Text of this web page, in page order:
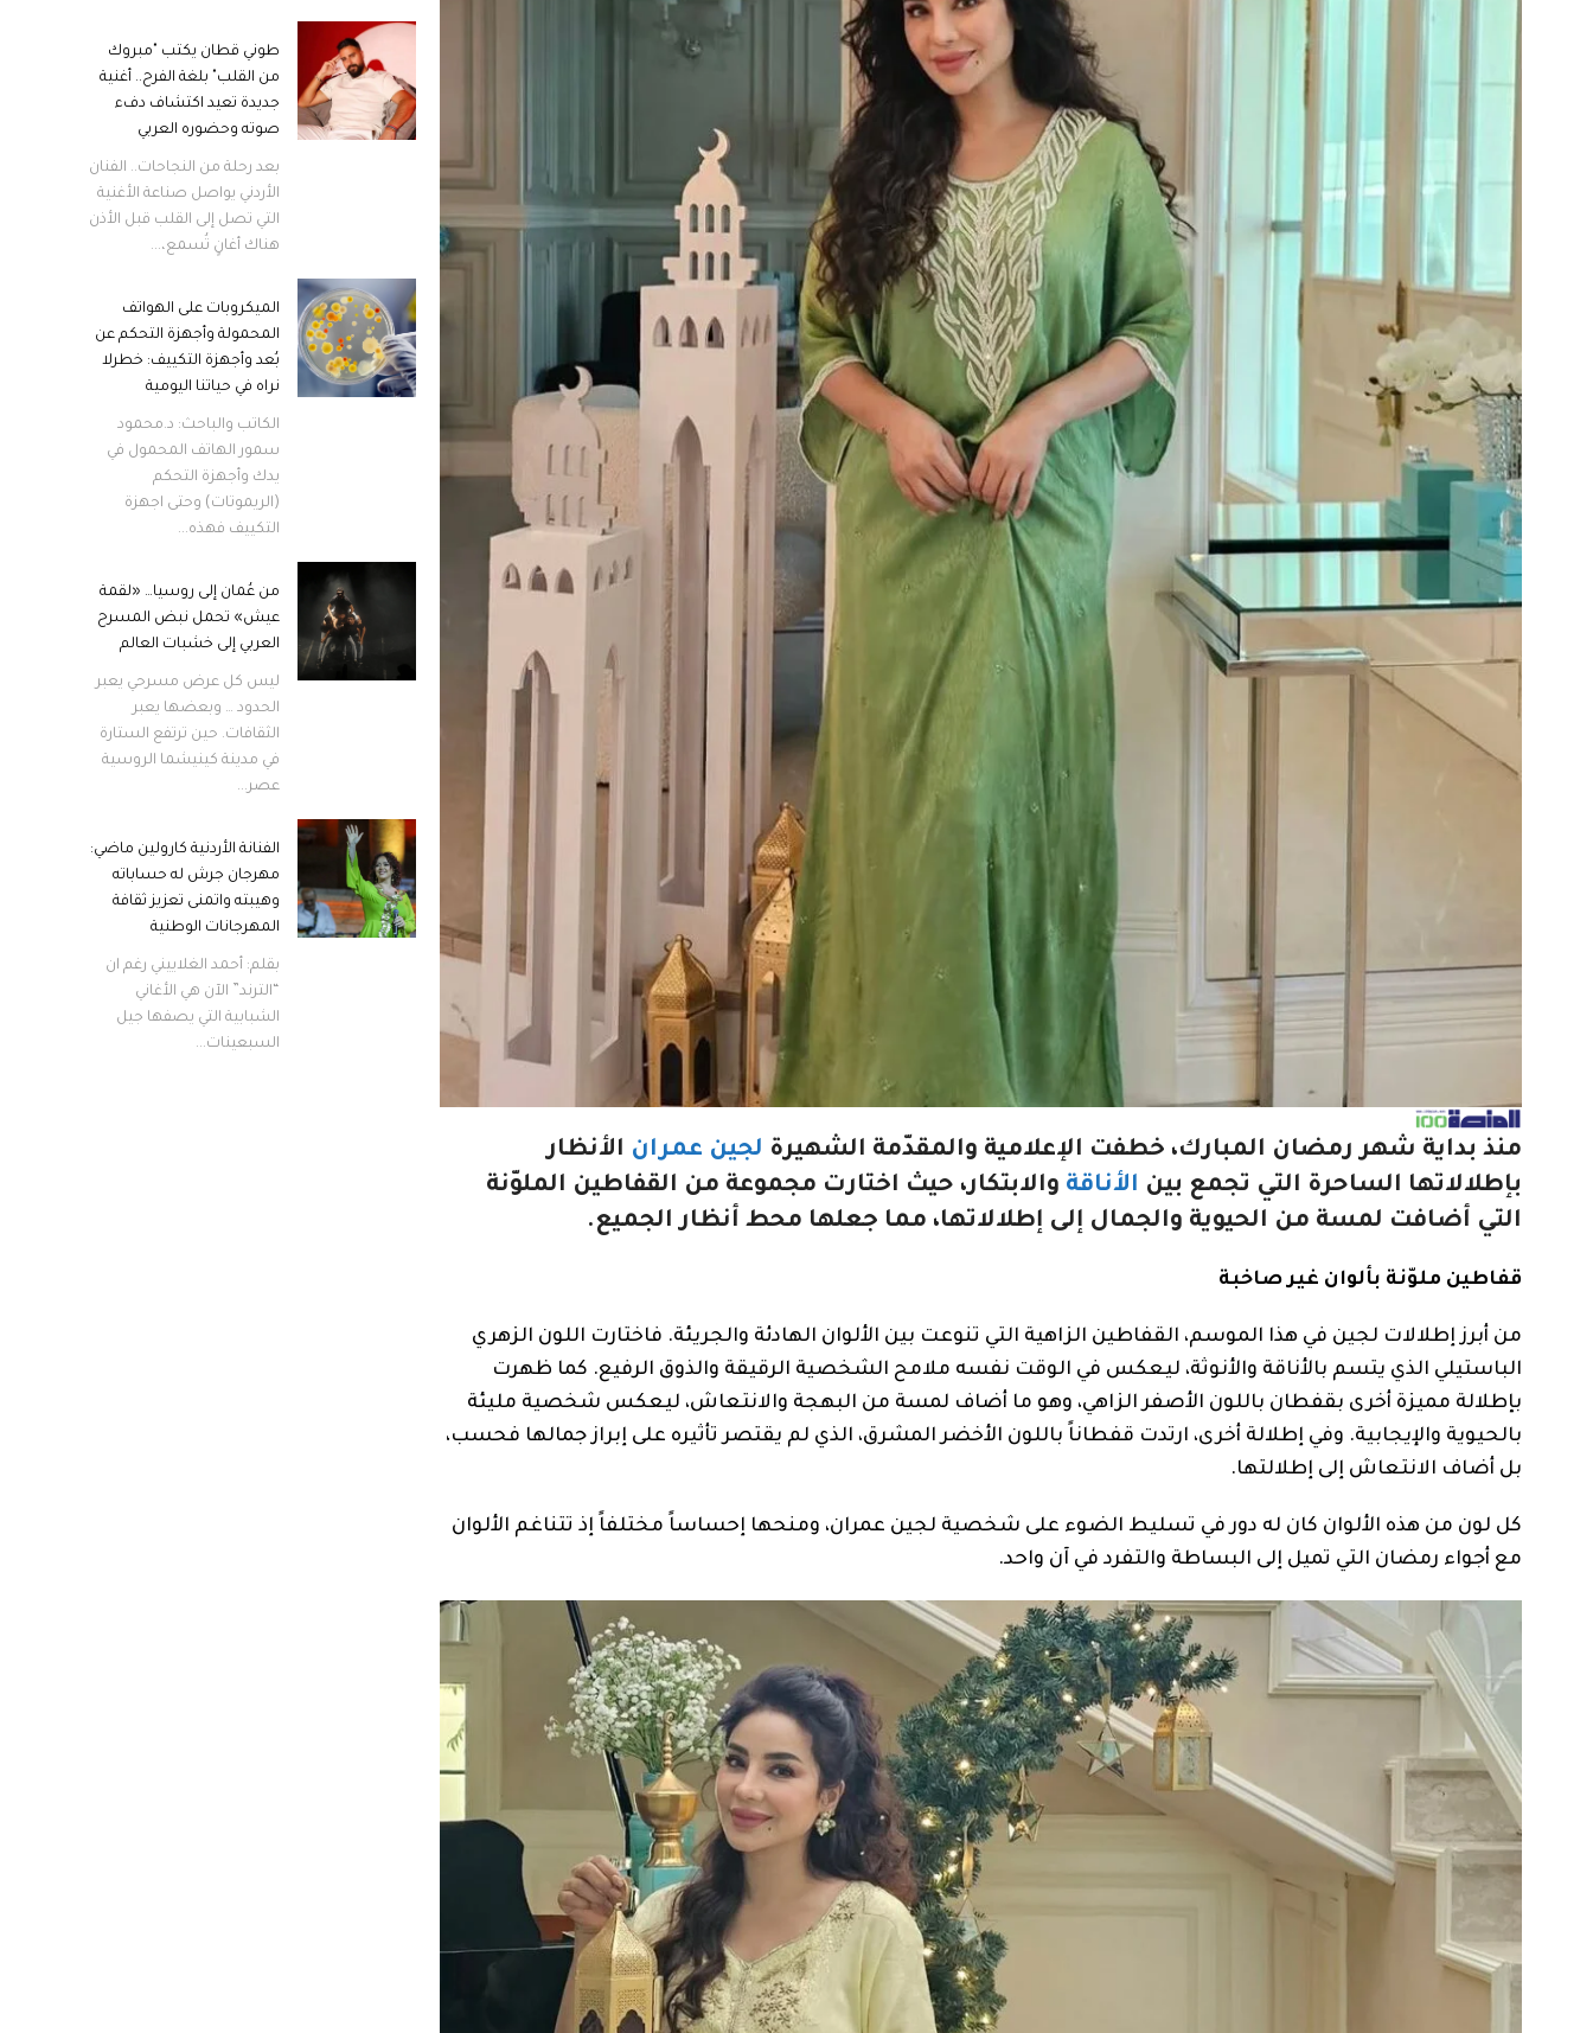
منذ بداية شهر رمضان المبارك، خطفت الإعلامية والمقدّمة الشهيرة لجين عمران الأنظار
بإطلالاتها الساحرة التي تجمع بين الأناقة والابتكار، حيث اختارت مجموعة من القفاطين الملوّنة
التي أضافت لمسة من الحيوية والجمال إلى إطلالاتها، مما جعلها محط أنظار الجميع.
قفاطين ملوّنة بألوان غير صاخبة
من أبرز إطلالات لجين في هذا الموسم، القفاطين الزاهية التي تنوعت بين الألوان الهادئة والجريئة. فاختارت اللون الزهري
الباستيلي الذي يتسم بالأناقة والأنوثة، ليعكس في الوقت نفسه ملامح الشخصية الرقيقة والذوق الرفيع. كما ظهرت
بإطلالة مميزة أخرى بقفطان باللون الأصفر الزاهي، وهو ما أضاف لمسة من البهجة والانتعاش، ليعكس شخصية مليئة
بالحيوية والإيجابية. وفي إطلالة أخرى، ارتدت قفطاناً باللون الأخضر المشرق، الذي لم يقتصر تأثيره على إبراز جمالها فحسب،
بل أضاف الانتعاش إلى إطلالتها.
كل لون من هذه الألوان كان له دور في تسليط الضوء على شخصية لجين عمران، ومنحها إحساساً مختلفاً إذ تتناغم الألوان
مع أجواء رمضان التي تميل إلى البساطة والتفرد في آن واحد.
طوني قطان يكتب "مبروك
من القلب" بلغة الفرح.. أغنية
جديدة تعيد اكتشاف دفء
صوته وحضوره العربي
بعد رحلة من النجاحات.. الفنان
الأردني يواصل صناعة الأغنية
التي تصل إلى القلب قبل الأذن
هناك أغانٍ تُسمع،...
الميكروبات على الهواتف
المحمولة وأجهزة التحكم عن
بُعد وأجهزة التكييف: خطرلا
نراه في حياتنا اليومية
الكاتب والباحث: د.محمود
سمور الهاتف المحمول في
يدك وأجهزة التحكم
(الريموتات) وحتى اجهزة
التكييف فهذه...
من عُمان إلى روسيا… «لقمة
عيش» تحمل نبض المسرح
العربي إلى خشبات العالم
ليس كل عرض مسرحي يعبر
الحدود … وبعضها يعبر
الثقافات. حين ترتفع الستارة
في مدينة كينيشما الروسية
عصر...
الفنانة الأردنية كارولين ماضي:
مهرجان جرش له حساباته
وهيبته واتمنى تعزيز ثقافة
المهرجانات الوطنية
بقلم: أحمد الغلاييني رغم ان
“الترند” الآن هي الأغاني
الشبابية التي يصفها جيل
السبعينات...